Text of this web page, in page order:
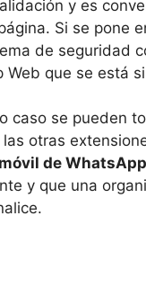
y es
Si se pone
de seguridad
Web que se está
caso se pueden
otras
de WhatsApp
y que una